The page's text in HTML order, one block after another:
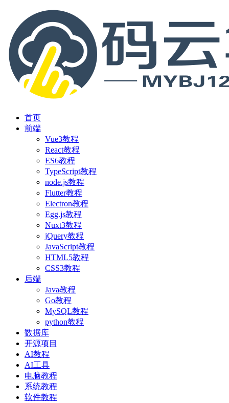
首页
前端
Vue3教程
React教程
ES6教程
TypeScript教程
node.js教程
Flutter教程
Electron教程
Egg.js教程
Nuxt3教程
jQuery教程
JavaScript教程
HTML5教程
CSS3教程
后端
Java教程
Go教程
MySQL教程
python教程
数据库
开源项目
AI教程
AI工具
电脑教程
系统教程
软件教程